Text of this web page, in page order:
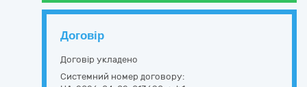
Договір
Договір укладено
Системний номер договору: